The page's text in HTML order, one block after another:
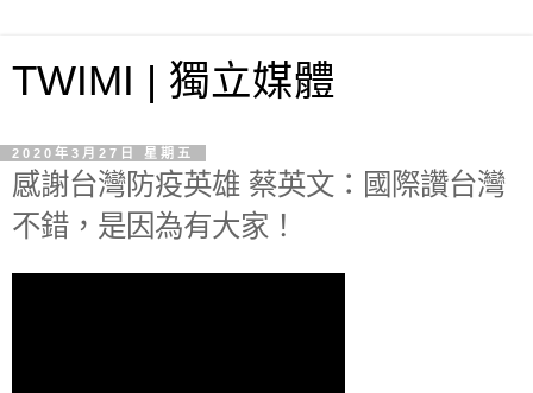
TWIMI | 獨立媒體
2020年3月27日 星期五
感謝台灣防疫英雄 蔡英文：國際讚台灣
不錯，是因為有大家！